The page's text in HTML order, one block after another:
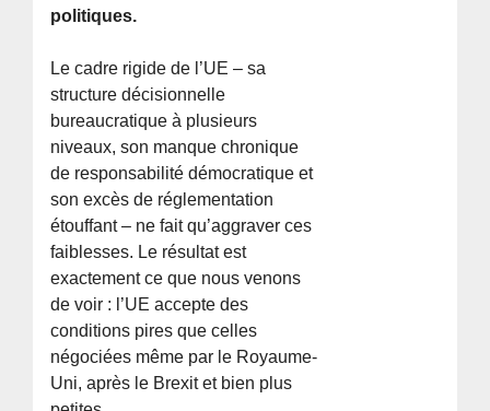
politiques.
Le cadre rigide de l’UE – sa
structure décisionnelle
bureaucratique à plusieurs
niveaux, son manque chronique
de responsabilité démocratique et
son excès de réglementation
étouffant – ne fait qu’aggraver ces
faiblesses. Le résultat est
exactement ce que nous venons
de voir : l’UE accepte des
conditions pires que celles
négociées même par le Royaume-
Uni, après le Brexit et bien plus